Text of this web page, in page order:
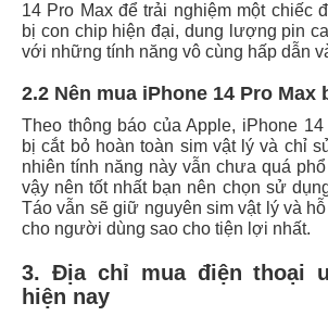
14 Pro Max để trải nghiệm một chiếc
bị con chip hiện đại, dung lượng pin
với những tính năng vô cùng hấp dẫn
2.2 Nên mua iPhone 14 Pro Max
Theo thông báo của Apple, iPhone
bị cắt bỏ hoàn toàn sim vật lý và chỉ
nhiên tính năng này vẫn chưa quá
vậy nên tốt nhất bạn nên chọn sử
Táo vẫn sẽ giữ nguyên sim vật lý và
cho người dùng sao cho tiện lợi nhất.
3. Địa chỉ mua điện thoại
hiện nay